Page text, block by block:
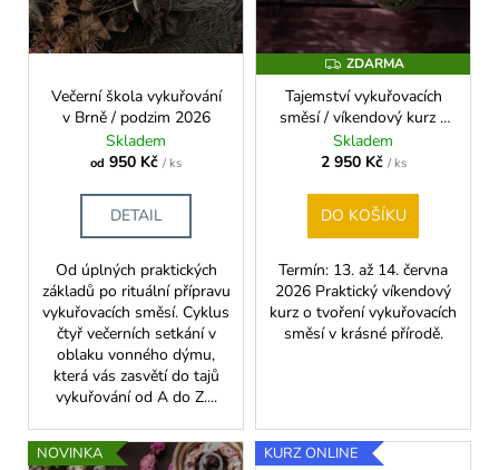
u
k
Večerní škola vykuřování
v Brně / podzim 2026
Skladem
od 950 Kč / ks
DETAIL
Od úplných praktických
základů po rituální přípravu
vykuřovacích směsí. Cyklus
čtyř večerních setkání v
oblaku vonného dýmu,
která vás zasvětí do tajů
vykuřování od A do Z....
Z
D
A
R
M
A
ZDARMA
Tajemství vykuřovacích
směsí / víkendový kurz v
Lomnici
Skladem
2 950 Kč / ks
DO KOŠÍKU
Termín: 13. až 14. června
2026 Praktický víkendový
kurz o tvoření vykuřovacích
směsí v krásné přírodě.
NOVINKA
KURZ ONLINE
u
j
VEČERNÍ
VYKUŘOVÁNÍ
BRNĚ
PODZIM
2026